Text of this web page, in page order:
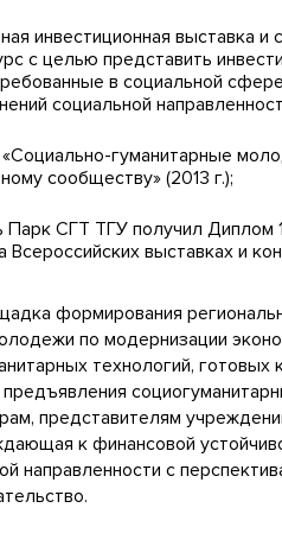
инвестиционная выставка и
с целью представить
в социальной
социальной
«Социально-гуманитарные
сообществу» (2013 г.);
СГТ ТГУ получил Диплом
выставках и
формирования
по модернизации
технологий, готовых
представителям
к финансовой
направленности с